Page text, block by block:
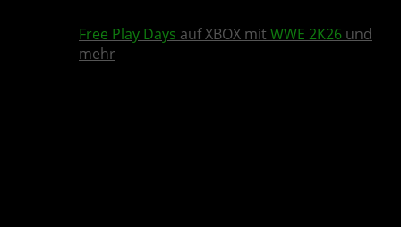
Free Play Days auf XBOX mit WWE 2K26 und
mehr